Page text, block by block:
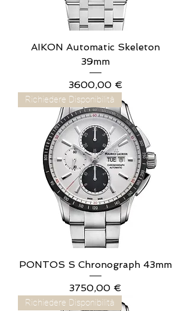
AIKON Automatic Skeleton
39mm
Prezzo
3600,00 €
Richiedere Disponibilità
PONTOS S Chronograph 43mm
Prezzo
3750,00 €
Richiedere Disponibilità